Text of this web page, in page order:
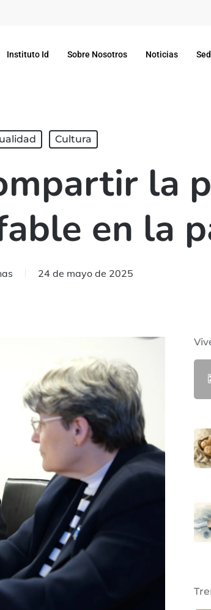
Instituto Id Sobre Nosotros Noticias
Cultura
la
en la
24 de mayo de 2025